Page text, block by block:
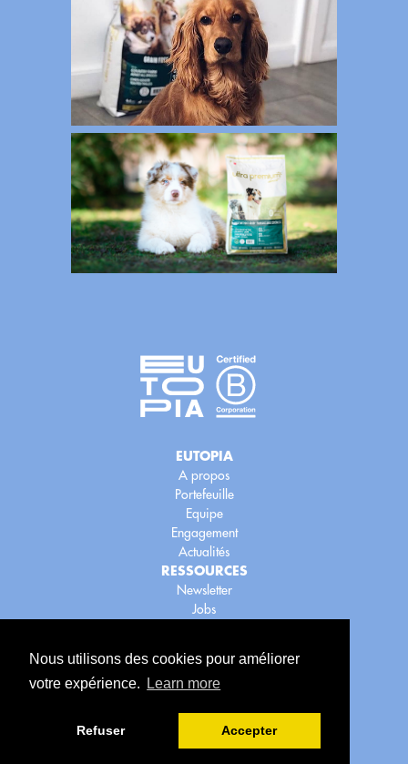
Nous utilisons des cookies pour améliorer
votre expérience.
Learn more
Refuser Accepter
EUTOPIA
A propos
Portefeuille
Equipe
Engagement
Actualités
RESSOURCES
Newsletter
Jobs
Legal
Confidentialité
Copyright © 2023 Eutopia